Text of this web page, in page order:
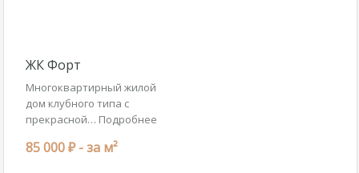
ЖК Форт
Многоквартирный жилой
дом клубного типа с
прекрасной… Подробнее
85 000 ₽ -за м²